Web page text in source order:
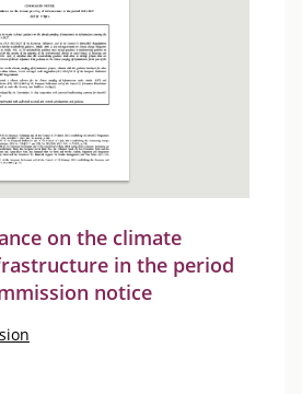
on the climate
in the period
notice